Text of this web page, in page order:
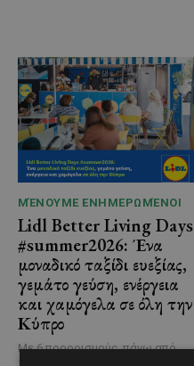
ΜΈΝΟΥΜΕ ΕΝΗΜΕΡΩΜΈΝΟΙ
Lidl Better Living Days
#summer2026: Ένα
μοναδικό ταξίδι ευεξίας,
γεμάτο γεύση, ενέργεια
και χαμόγελα σε όλη την
Κύπρο
Με 6 προορισμούς, πάνω από